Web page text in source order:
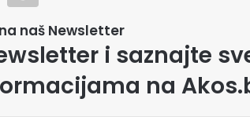
naš Newsletter
i saznajte
na